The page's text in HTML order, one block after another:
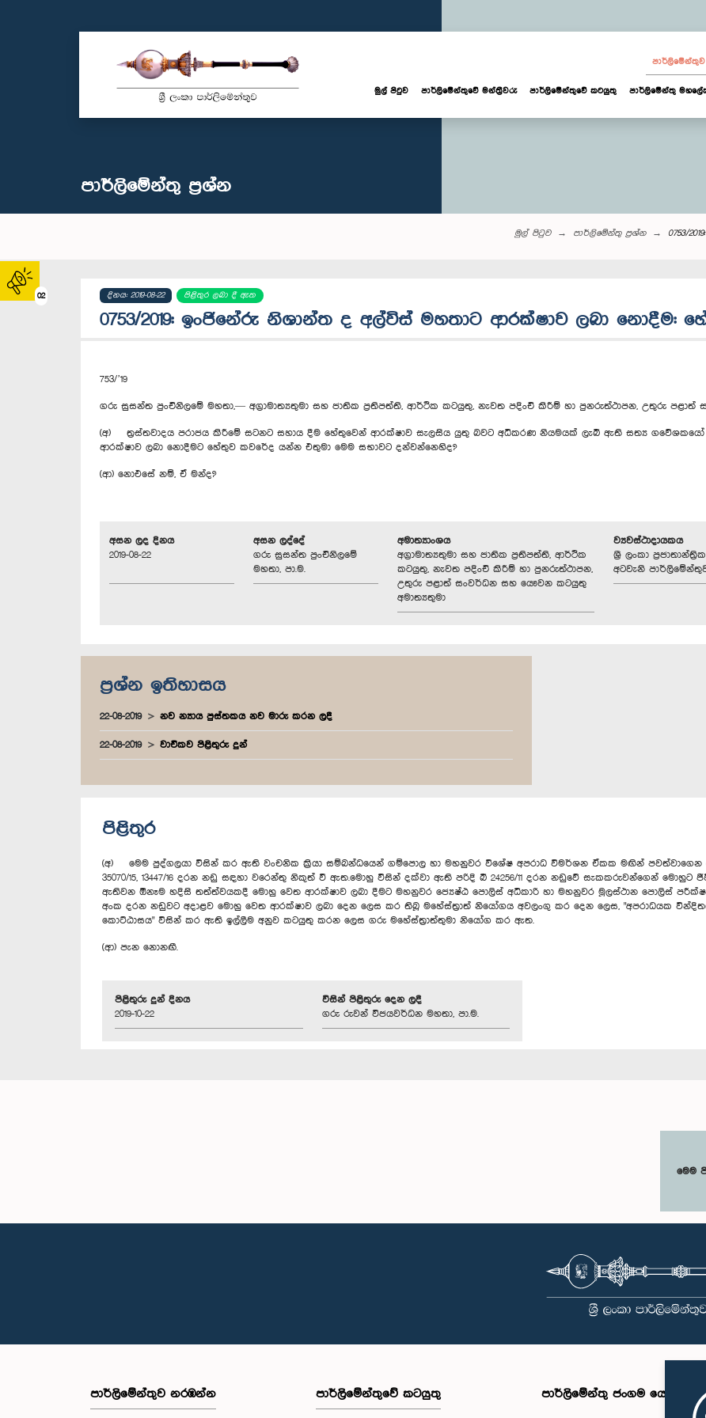
02
මුල් පිටුව පාර්ලි‌මේන්තුවේ මන්ත්‍රීවරු පාර්ලිමේන්තුවේ කටයුතු පාර්ලිමේන්තු
පාර්ලි‌මේන්තු‌ ප්‍රශ්න
මුල් පිටුව පාර්ලි‌මේන්තු‌ ප්‍රශ්න 0753/
දිනය: 2019-08-22 පිළිතුර ලබා දී ඇත
0753/2019: ඉංජිනේරු නිශාන්ත ද අල්විස් මහතාට ආරක්ෂාව ලබා නොදීම:
753/’19
ගරු සුසන්ත පුංචිනිලමේ මහතා,— අග්‍රාමාත්‍යතුමා සහ ජාතික ප්‍රතිපත්ති, ආර්ථික කටයුතු, නැවත පදිංචි කිරීම් හා පුනරුත්ථාපන, උතුරු
(අ) ත්‍රස්තවාදය පරාජය කිරීමේ සටනට සහාය දීම හේතුවෙන් ආරක්ෂාව සැලසිය යුතු බවට අධිකරණ නියමයක් ලැබී ඇති සත්‍ය ගවේශකයෝ
ආරක්ෂාව ලබා නොදීමට හේතුව කවරේද යන්න එතුමා මෙම සභාවට දන්වන්නෙහිද?
(ආ) නොඑසේ නම්, ඒ මන්ද?
අසන ලද දිනය
2019-08-22
අසන ලද්දේ
ගරු සුසන්ත පුංචිනිලමේ
මහතා, පා.ම.
අමාත්‍යාංශය
අග්‍රාමාත්‍යතුමා සහ ජාතික ප්‍රතිපත්ති, ආර්ථික
කටයුතු, නැවත පදිංචි කිරීම් හා පුනරුත්ථාපන,
උතුරු පළාත් සංවර්ධන සහ යෞවන කටයුතු
අමාත්‍යතුමා
ව්‍යවස්ථාදායකය
ශ්‍රී ලංකා
අටවැනි
ප්‍රශ්න ඉතිහාසය
22-08-2019 නව න්‍යාය පුස්තකය නව මාරු කරන ලදී
22-08-2019 වාචිකව පිළිතුරු දුන්
පිළිතුර
(අ) මෙම පුද්ගලයා විසින් කර ඇති වංචනික ක්‍රියා සම්බන්ධයෙන් ගම්පොල හා මහනුවර විශේෂ අපරාධ විමර්ශන ඒකක මඟින් පවත්වාගෙන
35070/15, 13447/16 දරන නඩු සඳහා වරෙන්තු නිකුත් වී ඇත.මොහු විසින් දක්වා ඇති පරිදි බී 24256/11 දරන නඩුවේ සැකකරුවන්ගෙන්
ඇතිවන ඕනෑම හදිසි තත්ත්වයකදී මොහු වෙත ආරක්ෂාව ලබා දීමට මහනුවර ජ්‍යෙෂ්ඨ පොලිස් අධිකාරි හා මහනුවර මූලස්ථාන පොලිස් පරීක්ෂක
අංක දරන නඩුවට අදාළව මොහු වෙත ආරක්ෂාව ලබා දෙන ලෙස කර තිබූ මහේස්ත්‍රාත් නියෝගය අවලංගු කර දෙන ලෙස, "අපරාධයක
කොට්ඨාසය" විසින් කර ඇති ඉල්ලීම අනුව කටයුතු කරන ලෙස ගරු මහේස්ත්‍රාත්තුමා නියෝග කර ඇත.
(ආ) පැන නොනඟී.
පිළිතුරු දුන් දිනය
2019-10-22
විසින් පිළිතුරු දෙන ලදී
ගරු රුවන් විජයවර්ධන මහතා, පා.ම.
මෙම
පාර්ලි‌මේන්තුව නරඹන්න පාර්ලිමේන්තුවේ කටයුතු පාර්ලිමේන්තු ජංගම යෙදුම